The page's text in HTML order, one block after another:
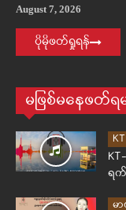
August 7, 2026
ပိုမိုဖတ်ရှုရန်
မဖြစ်မနေဖတ်ရ
ရက်
မ